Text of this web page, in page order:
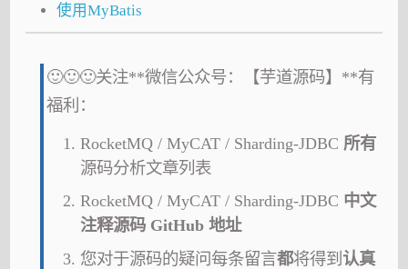
使用MyBatis
🙂🙂🙂关注**微信公众号：【芋道源码】**有
福利：
RocketMQ / MyCAT / Sharding-JDBC 所有
源码分析文章列表
RocketMQ / MyCAT / Sharding-JDBC 中文
注释源码 GitHub 地址
您对于源码的疑问每条留言都将得到 认真